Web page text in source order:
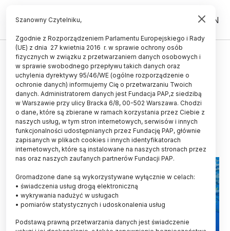
PL EN
ŚWIAT
Portugalia/ Odkryto najstarszą
skamieniałość tuńczyka - ma 20
mln lat
03.02.2026
aktualizacja: 03.02.2026
1 minuta czytania
Szanowny Czytelniku,
Zgodnie z Rozporządzeniem Parlamentu Europejskiego i Rady
(UE) z dnia 27 kwietnia 2016 r. w sprawie ochrony osób
fizycznych w związku z przetwarzaniem danych osobowych i
w sprawie swobodnego przepływu takich danych oraz
uchylenia dyrektywy 95/46/WE (ogólne rozporządzenie o
ochronie danych) informujemy Cię o przetwarzaniu Twoich
danych. Administratorem danych jest Fundacja PAP,z siedzibą
w Warszawie przy ulicy Bracka 6/8, 00-502 Warszawa. Chodzi
o dane, które są zbierane w ramach korzystania przez Ciebie z
naszych usług, w tym stron internetowych, serwisów i innych
funkcjonalności udostępnianych przez Fundację PAP, głównie
zapisanych w plikach cookies i innych identyfikatorach
internetowych, które są instalowane na naszych stronach przez
nas oraz naszych zaufanych partnerów Fundacji PAP.
Gromadzone dane są wykorzystywane wyłącznie w celach:
• świadczenia usług drogą elektroniczną
• wykrywania nadużyć w usługach
• pomiarów statystycznych i udoskonalenia usług
Podstawą prawną przetwarzania danych jest świadczenie